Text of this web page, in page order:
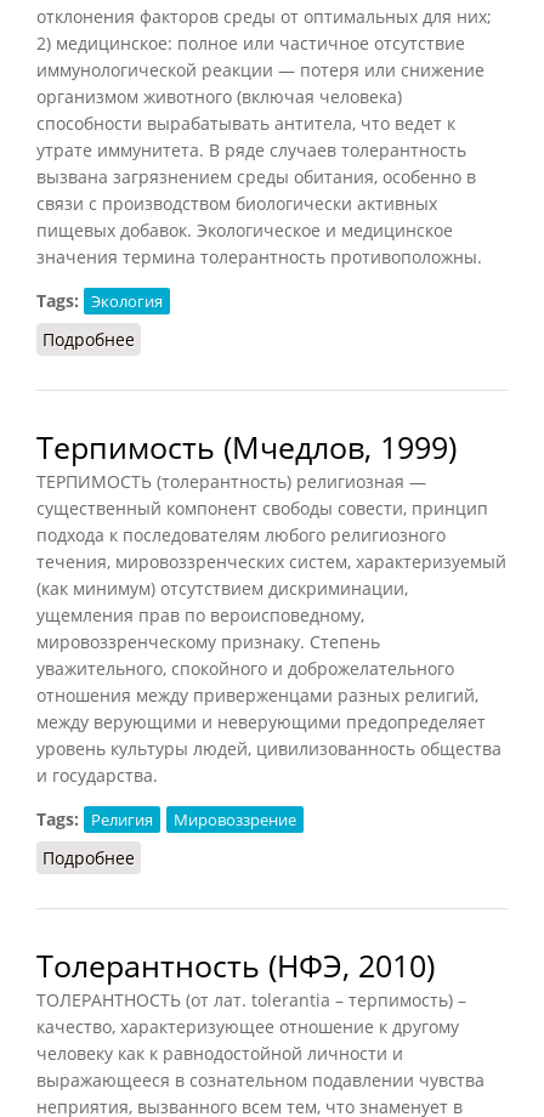
отклонения факторов среды от оптимальных для них;
2) медицинское: полное или частичное отсутствие
иммунологической реакции — потеря или снижение
организмом животного (включая человека)
способности вырабатывать антитела, что ведет к
утрате иммунитета. В ряде случаев толерантность
вызвана загрязнением среды обитания, особенно в
связи с производством биологически активных
пищевых добавок. Экологическое и медицинское
значения термина толерантность противоположны.
Tags:
Экология
Подробнее
Терпимость (Мчедлов, 1999)
ТЕРПИМОСТЬ (толерантность) религиозная —
существенный компонент свободы совести, принцип
подхода к последователям любого религиозного
течения, мировоззренческих систем, характеризуемый
(как минимум) отсутствием дискриминации,
ущемления прав по вероисповедному,
мировоззренческому признаку. Степень
уважительного, спокойного и доброжелательного
отношения между приверженцами разных религий,
между верующими и неверующими предопределяет
уровень культуры людей, цивилизованность общества
и государства.
Tags:
Религия Мировоззрение
Подробнее
Толерантность (НФЭ, 2010)
ТОЛЕРАНТНОСТЬ (от лат. tolerantia – терпимость) –
качество, характеризующее отношение к другому
человеку как к равнодостойной личности и
выражающееся в сознательном подавлении чувства
неприятия, вызванного всем тем, что знаменует в